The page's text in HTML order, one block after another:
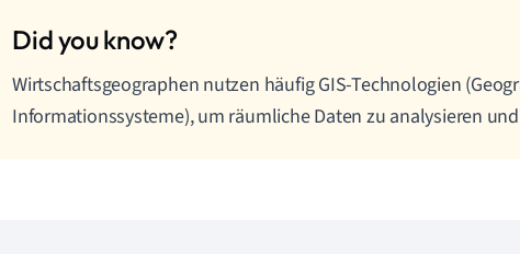
Wirtschaftsgeographen nutzen häufig GIS-Technologien
Informationssysteme), um räumliche Daten zu analysieren